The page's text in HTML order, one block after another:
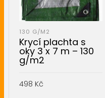
130 G/M2
Krycí plachta s
oky 3 x 7 m – 130
g/m2
498 Kč